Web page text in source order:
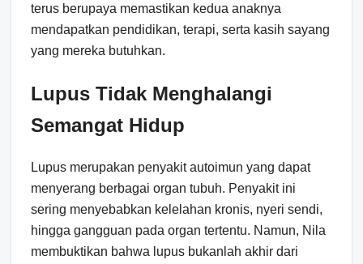
terus berupaya memastikan kedua anaknya
mendapatkan pendidikan, terapi, serta kasih sayang
yang mereka butuhkan.
Lupus Tidak Menghalangi
Semangat Hidup
Lupus merupakan penyakit autoimun yang dapat
menyerang berbagai organ tubuh. Penyakit ini
sering menyebabkan kelelahan kronis, nyeri sendi,
hingga gangguan pada organ tertentu. Namun, Nila
membuktikan bahwa lupus bukanlah akhir dari